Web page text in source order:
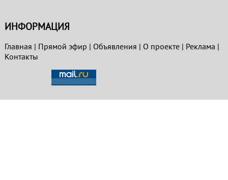
ИНФОРМАЦИЯ
Главная | Прямой эфир | Объявления | О проекте| Реклама |
Контакты